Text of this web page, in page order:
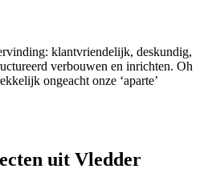
klantvriendelijk, deskundig,
verbouwen en inrichten. Oh
ongeacht onze ‘aparte’
uit Vledder